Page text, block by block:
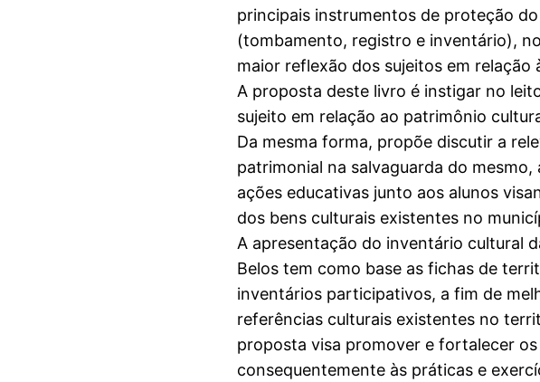
principais instrumentos de proteção
(tombamento, registro e inventário),
maior reflexão dos sujeitos em
A proposta deste livro é instigar no
sujeito em relação ao patrimônio
Da mesma forma, propõe discutir a
patrimonial na salvaguarda do
ações educativas junto aos alunos
dos bens culturais existentes no
A apresentação do inventário cultural
Belos tem como base as fichas de
inventários participativos, a fim de
referências culturais existentes no
proposta visa promover e fortalecer
consequentemente às práticas e